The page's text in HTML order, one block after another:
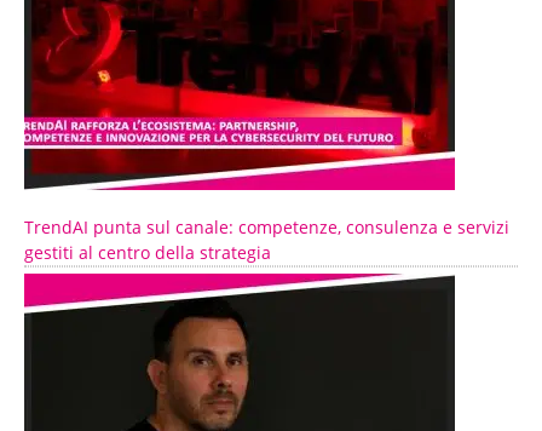
TrendAI punta sul canale: competenze, consulenza e servizi
gestiti al centro della strategia